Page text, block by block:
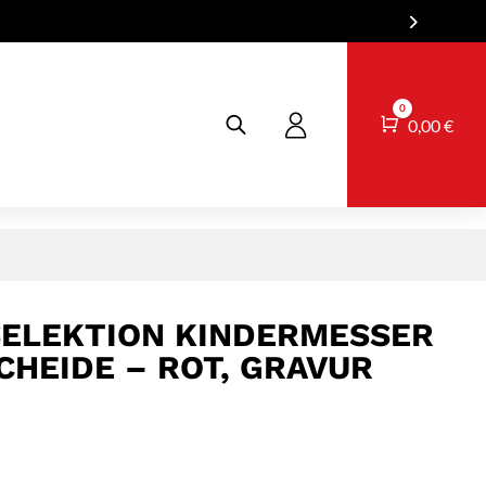
Warenkorb
0
0,00€
KINDERMESSER
– ROT, GRAVUR